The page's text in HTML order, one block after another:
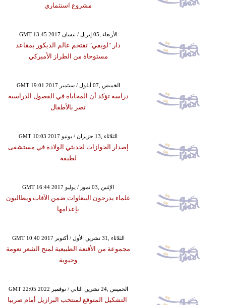
مشروع استثماري
GMT 13:45 2017 الأربعاء ,05 إبريل / نيسان
دار "لويفي" تقتحم عالم الديكور بمقاعد
مستوحاة من الطراز الأميركي
GMT 19:01 2017 الخميس ,07 أيلول / سبتمبر
دراسة تؤكد أن المحاباة في الفصول الدراسية
تضر بالأطفال
GMT 10:03 2017 الثلاثاء ,13 حزيران / يونيو
إصدار الجوازات لحديثي الولادة في مستشفى
لطيفة
GMT 16:44 2017 الإثنين ,03 تموز / يوليو
علماء يدرجون الببغاوات ضمن الآفات ويطالبون
بإعدامها
GMT 10:40 2017 الثلاثاء ,31 تشرين الأول / أكتوبر
مجموعة من الأقنعة الطبيعية لمنح الشعر نعومة
وحيوية
GMT 22:05 2022 الخميس ,24 تشرين الثاني / نوفمبر
التشكيل المتوقع لمنتخب البرازيل أمام صربيا